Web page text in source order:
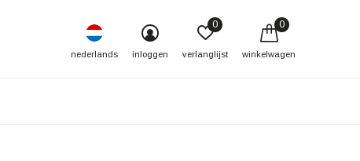
nederlands inloggen verlanglijst
0
winkelwagen
0